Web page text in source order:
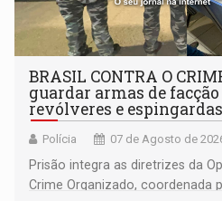
BRASIL CONTRA O
guardar armas de
revólveres e espingardas
Polícia 07 de Agosto de
Prisão integra as diretrizes da
Crime Organizado, coordenada